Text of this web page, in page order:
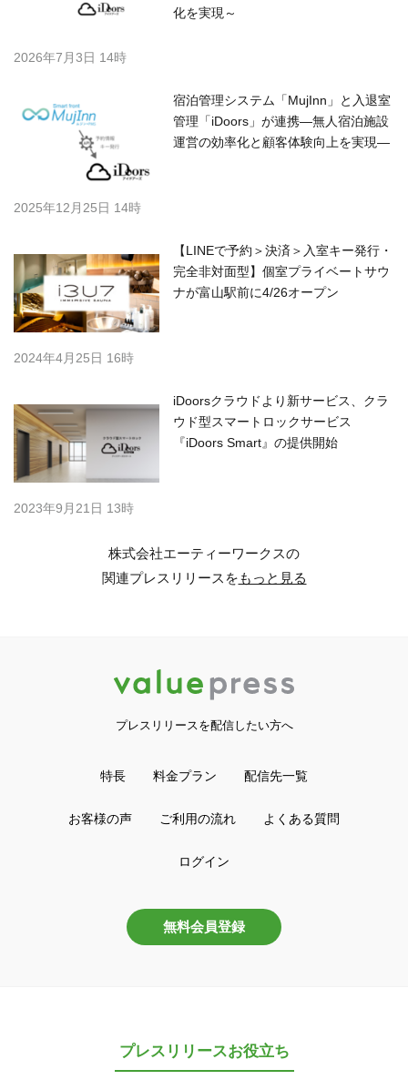
化を実現～
2026年7月3日 14時
宿泊管理システム「MujInn」と入退室
管理「iDoors」が連携—無人宿泊施設
運営の効率化と顧客体験向上を実現—
2025年12月25日 14時
【LINEで予約＞決済＞入室キー発行・
完全非対面型】個室プライベートサウ
ナが富山駅前に4/26オープン
2024年4月25日 16時
iDoorsクラウドより新サービス、クラ
ウド型スマートロックサービス
『iDoors Smart』の提供開始
2023年9月21日 13時
株式会社エーティーワークスの
関連プレスリリースをもっと見る
プレスリリースを配信したい方へ
特長 料金プラン 配信先一覧
お客様の声 ご利用の流れ よくある質問
ログイン
無料会員登録
プレスリリースお役立ち